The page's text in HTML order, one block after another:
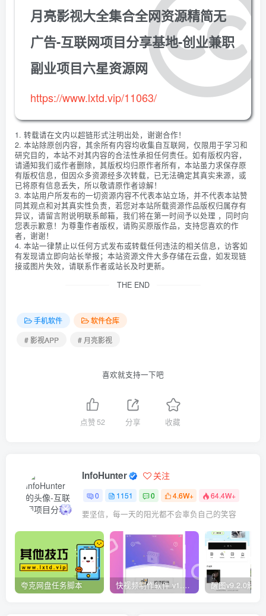
月亮影视大全集合全网资源精简无
广告-互联网项目分享基地-创业兼职
副业项目六星资源网
https://www.lxtd.vip/11063/
1. 转载请在文内以超链形式注明出处，谢谢合作！
2. 本站除原创内容，其余所有内容均收集自互联网，仅限用于学习和
研究目的，本站不对其内容的合法性承担任何责任。如有版权内容，
请通知我们或作者删除，其版权均归原作者所有，本站虽力求保存原
有版权信息，但因众多资源经多次转载，已无法确定其真实来源，或
已将原有信息丢失，所以敬请原作者谅解！
3. 本站用户所发布的一切资源内容不代表本站立场，并不代表本站赞
同其观点和对其真实性负责，若您对本站所载资源作品版权归属存有
异议，请留言附说明联系邮箱，我们将在第一时间予以处理 ，同时向
您表示歉意！为尊重作者版权，请购买原版作品，支持您喜欢的作
者，谢谢！
4. 本站一律禁止以任何方式发布或转载任何违法的相关信息，访客如
有发现请立即向站长举报；本站资源文件大多存储在云盘，如发现链
接或图片失效，请联系作者或站长及时更新。
THE END
手机软件
软件仓库
# 影视APP
# 月亮影视
喜欢就支持一下吧
点赞 52 分享 收藏
InfoHunter 关注
0 1151 0 4.6W+ 64.4W+
要坚信，每一天的阳光都不会辜负自己的笑容
夸克网盘任务脚本 快视频制作软件 v1.1.1安卓版